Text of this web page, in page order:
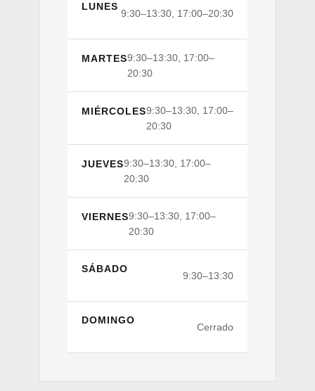
LUNES
9:30–13:30, 17:00–20:30
MARTES9:30–13:30, 17:00–
20:30
MIÉRCOLES9:30–13:30, 17:00–
20:30
JUEVES9:30–13:30, 17:00–
20:30
VIERNES9:30–13:30, 17:00–
20:30
SÁBADO
9:30–13:30
DOMINGO
Cerrado